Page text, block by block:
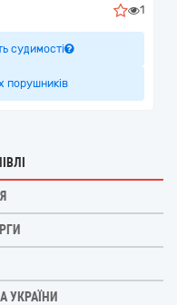
1
судимості
порушників
УКРАЇНИ